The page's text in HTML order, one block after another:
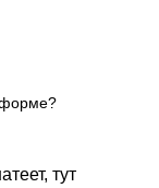
форме?
тут